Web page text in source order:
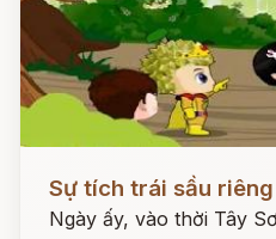
Sự tích trái sầu riêng
Ngày ấy, vào thời Tây